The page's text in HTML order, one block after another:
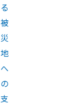
る
被
災
地
へ
の
支